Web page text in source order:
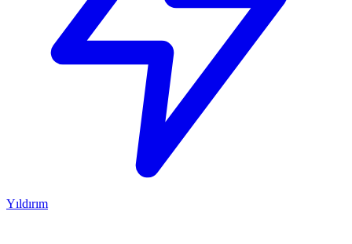
Yıldırım